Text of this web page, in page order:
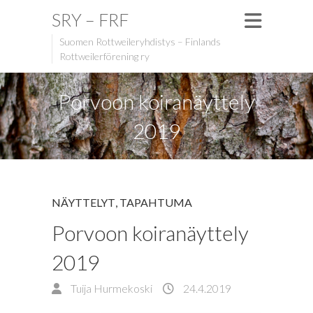
SRY – FRF
Suomen Rottweileryhdistys – Finlands
Rottweilerförening ry
Porvoon koiranäyttely
2019
NÄYTTELYT, TAPAHTUMA
Porvoon koiranäyttely
2019
Tuija Hurmekoski 24.4.2019